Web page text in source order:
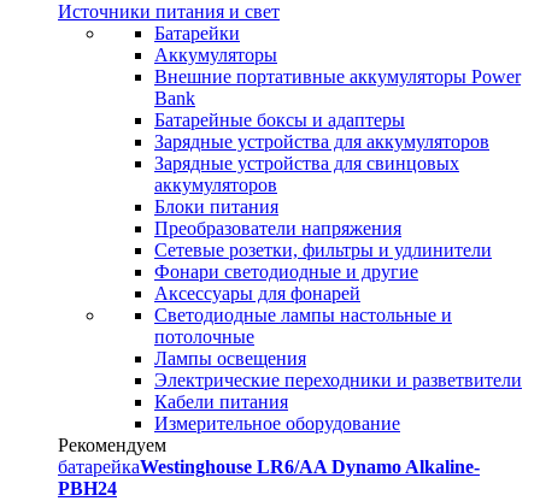
Источники питания и свет
Батарейки
Аккумуляторы
Внешние портативные аккумуляторы Power
Bank
Батарейные боксы и адаптеры
Зарядные устройства для аккумуляторов
Зарядные устройства для свинцовых
аккумуляторов
Блоки питания
Преобразователи напряжения
Сетевые розетки, фильтры и удлинители
Фонари светодиодные и другие
Аксессуары для фонарей
Светодиодные лампы настольные и
потолочные
Лампы освещения
Электрические переходники и разветвители
Кабели питания
Измерительное оборудование
Рекомендуем
батарейкаWestinghouse LR6/AA Dynamo Alkaline-
PBH24